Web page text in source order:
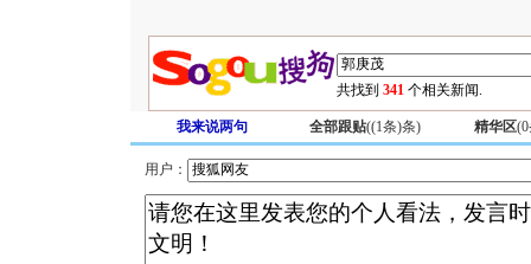
共找到 341 个相关新闻.
我来说两句 全部跟贴((1条)条) 精华区(0
用户：